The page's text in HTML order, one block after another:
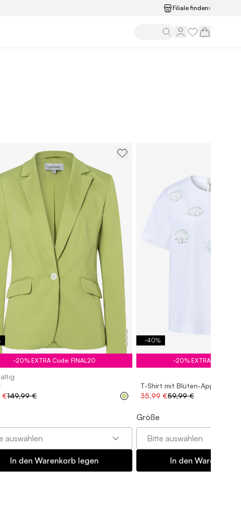
Filiale finden
34 36 38 40 42 44 46
-20% EXTRA Code: FINAL20
€149,99 €
auswählen
In den Warenkorb legen
34 36 38 40
-40%
-20% EXTRA Code:
T-Shirt mit Blüten-Applikation
35,99 €59,99 €
Größe
Bitte auswählen
In den Warenkorb